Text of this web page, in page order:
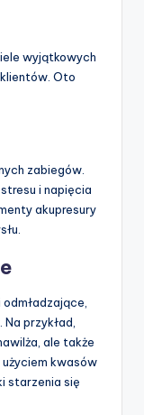
wyjątkowych
Oto
zabiegów.
i napięcia
akupresury
przykład,
ale także
kwasów
starzenia się